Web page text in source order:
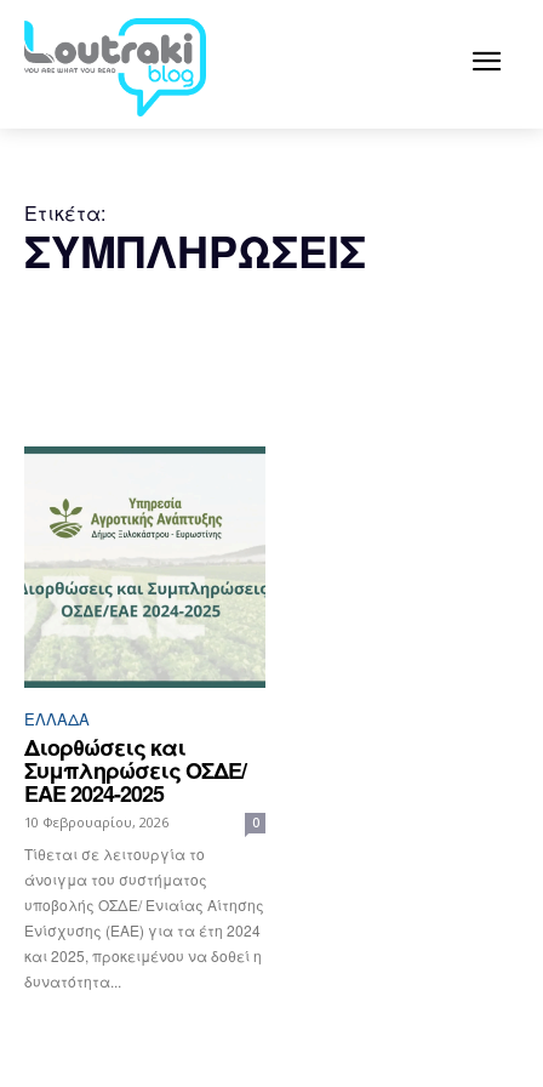
Ετικέτα:
ΣΥΜΠΛΗΡΩΣΕΙΣ
ΕΛΛΆΔΑ
Διορθώσεις και
Συμπληρώσεις ΟΣΔΕ/
ΕΑΕ 2024-2025
10 Φεβρουαρίου, 2026 0
Tίθεται σε λειτουργία το
άνοιγμα του συστήματος
υποβολής ΟΣΔΕ/ Ενιαίας Αίτησης
Ενίσχυσης (ΕΑΕ) για τα έτη 2024
και 2025, προκειμένου να δοθεί η
δυνατότητα...